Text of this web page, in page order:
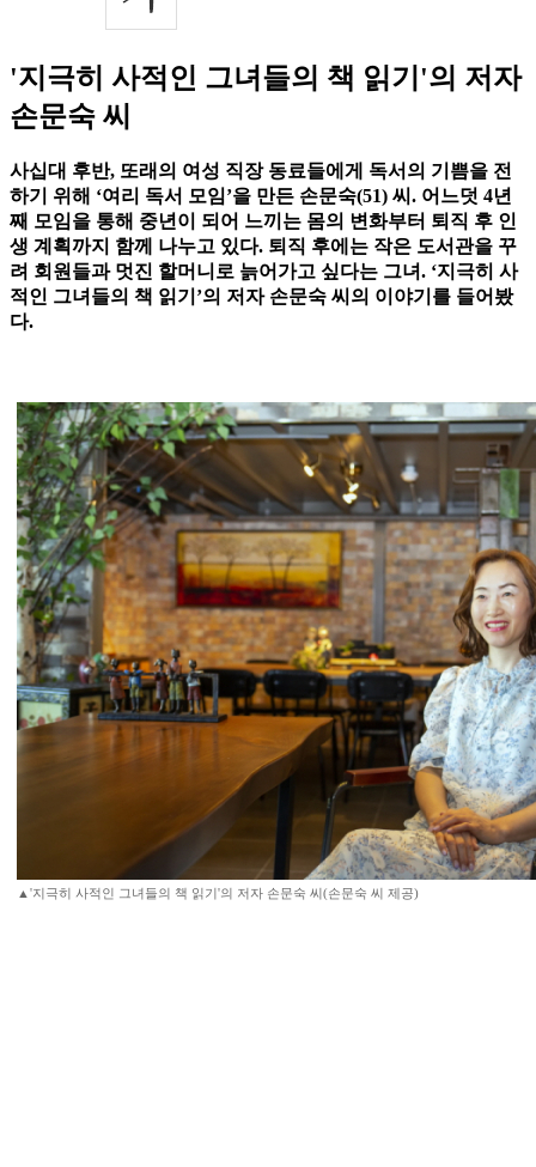
'지극히 사적인 그녀들의 책 읽기'의 저자
손문숙 씨
사십대 후반, 또래의 여성 직장 동료들에게 독서의 기쁨을 전
하기 위해 ‘여리 독서 모임’을 만든 손문숙(51) 씨. 어느덧 4년
째 모임을 통해 중년이 되어 느끼는 몸의 변화부터 퇴직 후 인
생 계획까지 함께 나누고 있다. 퇴직 후에는 작은 도서관을 꾸
려 회원들과 멋진 할머니로 늙어가고 싶다는 그녀. ‘지극히 사
적인 그녀들의 책 읽기’의 저자 손문숙 씨의 이야기를 들어봤
다.
▲'지극히 사적인 그녀들의 책 읽기'의 저자 손문숙 씨(손문숙 씨 제공)